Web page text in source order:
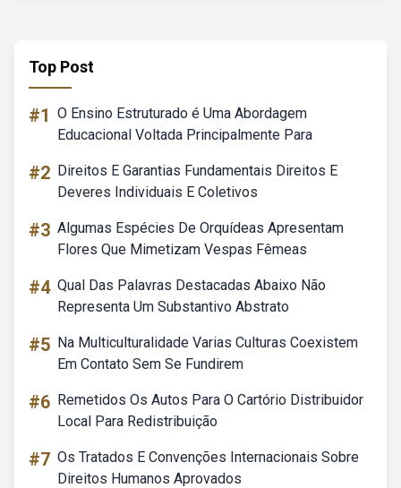
Top Post
#1 O Ensino Estruturado é Uma Abordagem
Educacional Voltada Principalmente Para
#2 Direitos E Garantias Fundamentais Direitos E
Deveres Individuais E Coletivos
#3 Algumas Espécies De Orquídeas Apresentam
Flores Que Mimetizam Vespas Fêmeas
#4 Qual Das Palavras Destacadas Abaixo Não
Representa Um Substantivo Abstrato
#5 Na Multiculturalidade Varias Culturas Coexistem
Em Contato Sem Se Fundirem
#6 Remetidos Os Autos Para O Cartório Distribuidor
Local Para Redistribuição
#7 Os Tratados E Convenções Internacionais Sobre
Direitos Humanos Aprovados